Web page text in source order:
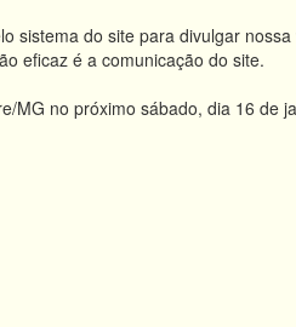
sistema do site para divulgar
eficaz é a comunicação do site.
MG no próximo sábado, dia 16 de